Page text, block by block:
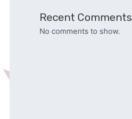
Recent Comments
No comments to show.